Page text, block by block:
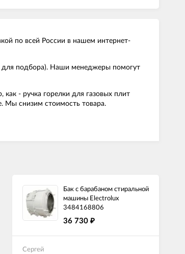
по всей России в нашем интернет-
для подбора). Наши менеджеры помогут
- ручка горелки для газовых плит
Мы снизим стоимость товара.
Бак с барабаном стиральной
машины Electrolux
3484168806
36 730 ₽
Сергей